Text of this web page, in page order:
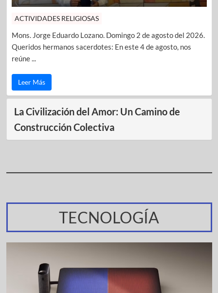
ACTIVIDADES RELIGIOSAS
Mons. Jorge Eduardo Lozano. Domingo 2 de agosto del 2026.
Queridos hermanos sacerdotes: En este 4 de agosto, nos
reúne ...
Leer Más
La Civilización del Amor: Un Camino de
Construcción Colectiva
TECNOLOGÍA